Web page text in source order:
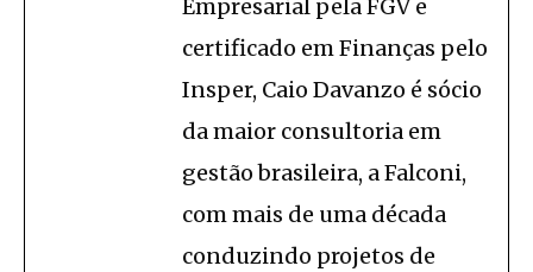
Empresarial pela FGV e
certificado em Finanças pelo
Insper, Caio Davanzo é sócio
da maior consultoria em
gestão brasileira, a Falconi,
com mais de uma década
conduzindo projetos de